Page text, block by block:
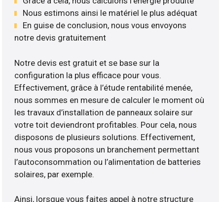
Nous estimons ainsi le matériel le plus adéquat
En guise de conclusion, nous vous envoyons
notre devis gratuitement
Notre devis est gratuit et se base sur la
configuration la plus efficace pour vous.
Effectivement, grâce à l’étude rentabilité menée,
nous sommes en mesure de calculer le moment où
les travaux d’installation de panneaux solaire sur
votre toit deviendront profitables. Pour cela, nous
disposons de plusieurs solutions. Effectivement,
nous vous proposons un branchement permettant
l’autoconsommation ou l’alimentation de batteries
solaires, par exemple.
Ainsi, lorsque vous faites appel à notre structure